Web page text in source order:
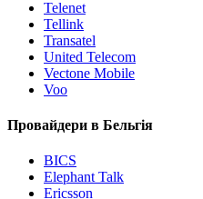
Telenet
Tellink
Transatel
United Telecom
Vectone Mobile
Voo
Провайдери в Бельгія
BICS
Elephant Talk
Ericsson